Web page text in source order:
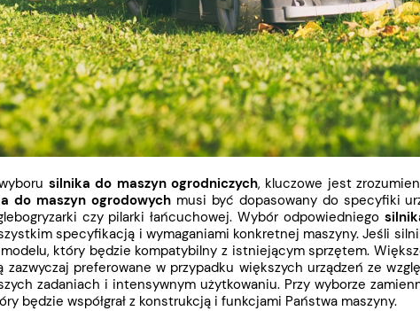
silnika do maszyn ogrodniczych, kluczowe jest
do maszyn ogrodowychmusi być dopasowany do specyfiki
czy pilarki łańcuchowej.Wybór odpowiedniego
specyfikacją i wymaganiami konkretnej maszyny. Jeśli
który będzie kompatybilny z istniejącym sprzętem.
zazwyczaj preferowane w przypadku większych urządzeń ze
zadaniach i intensywnym użytkowaniu. Przy wyborze
będzie współgrał z konstrukcją i funkcjami Państwa maszyny.